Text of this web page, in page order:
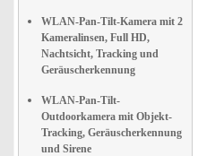
WLAN-Pan-Tilt-Kamera mit 2
Kameralinsen, Full HD,
Nachtsicht, Tracking und
Geräuscherkennung
WLAN-Pan-Tilt-
Outdoorkamera mit Objekt-
Tracking, Geräuscherkennung
und Sirene